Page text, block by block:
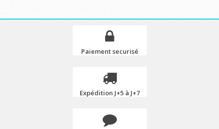
Paiement securisé
Expédition J+5 à J+7